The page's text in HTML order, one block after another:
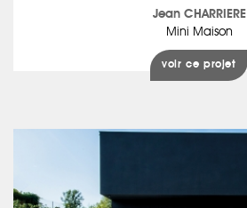
Jean CHARRIERE
Mini Maison
voir ce projet